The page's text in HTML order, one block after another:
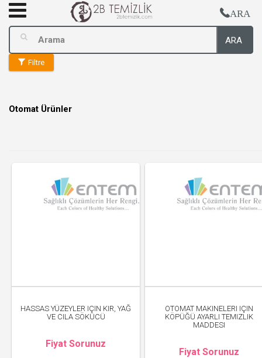
ARA
ARA
Filtre
Otomat Ürünler
HASSAS YÜZEYLER IÇIN KIR, YAĞ
VE CILA SÖKÜCÜ
Fiyat Sorunuz
OTOMAT MAKINELERI IÇIN
KÖPÜĞÜ AYARLI TEMIZLIK
MADDESI
Fiyat Sorunuz